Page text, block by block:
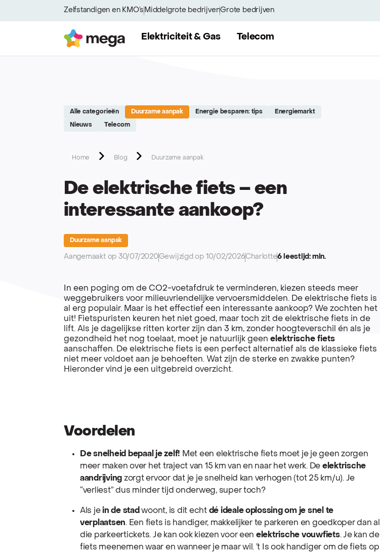
Zelfstandigen en KMO’s Middelgrote bedrijvenGrote bedrijven
MegaElektriciteit & Gas Telecom
Alle categorieën Duurzame aanpak Energie besparen: tips Energiemarkt
Nieuws Telecom
Home Blog Duurzame aanpak
De elektrische fiets – een
interessante aankoop?
Duurzame aanpak
Aangemaakt op 30/07/2020Gewijzigd op 10/02/2026Charlotte6 leestijd: min.
In een poging om de CO2-voetafdruk te verminderen, kiezen steeds meer
weggebruikers voor milieuvriendelijke vervoersmiddelen. De elektrische fiets is
al erg populair. Maar is het effectief een interessante aankoop? We zochten het
uit! Fietspuristen keuren het niet goed, maar toch zit de elektrische fiets in de
lift. Als je dagelijkse ritten korter zijn dan 3 km, zonder hoogteverschil én als je
gezondheid het nog toelaat, moet je natuurlijk geen elektrische fiets
aanschaffen. De elektrische fiets is een perfect alternatief als de klassieke fiets
niet meer voldoet aan je behoeften. Wat zijn de sterke en zwakke punten?
Hieronder vind je een uitgebreid overzicht.
Voordelen
De snelheid bepaal je zelf! Met een elektrische fiets moet je je geen zorgen
meer maken over het traject van 15 km van en naar het werk. De elektrische
aandrijving zorgt ervoor dat je je snelheid kan verhogen (tot 25 km/u). Je
“verliest” dus minder tijd onderweg, super toch?
Als je in de stad woont, is dit echt dé ideale oplossing om je snel te
verplaatsen. Een fiets is handiger, makkelijker te parkeren en goedkoper dan al
die parkeertickets. Je kan ook kiezen voor een elektrische vouwfiets. Je kan de
fiets meenemen waar en wanneer je maar wil. ’t Is ook handiger om de fiets op
Site réalisé par Softedge studio - https://softedge.be